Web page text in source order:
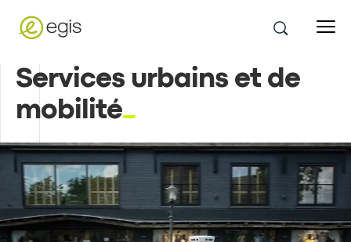
Services urbains et de
mobilité